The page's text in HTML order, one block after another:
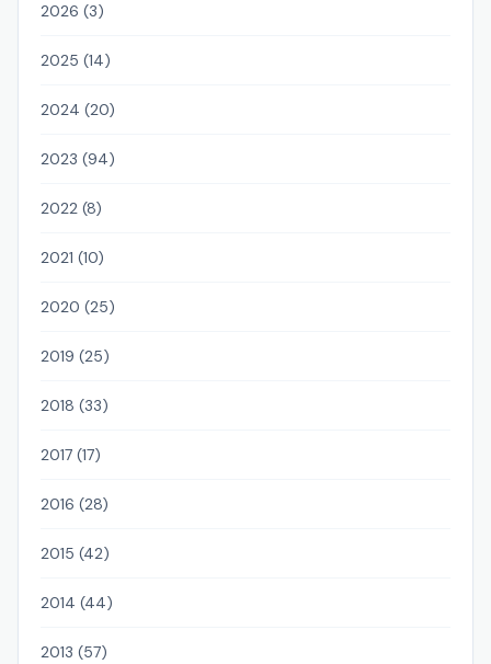
2026 (3)
2025 (14)
2024 (20)
2023 (94)
2022 (8)
2021 (10)
2020 (25)
2019 (25)
2018 (33)
2017 (17)
2016 (28)
2015 (42)
2014 (44)
2013 (57)